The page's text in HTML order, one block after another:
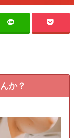
か？